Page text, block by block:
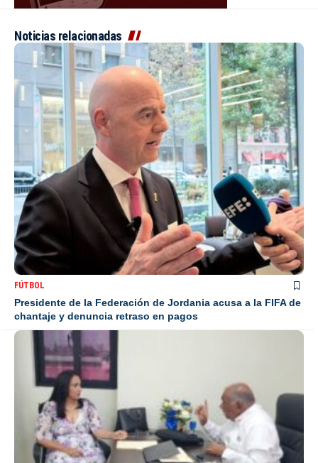
Noticias relacionadas
FÚTBOL
Presidente de la Federación de Jordania acusa a la FIFA de
chantaje y denuncia retraso en pagos